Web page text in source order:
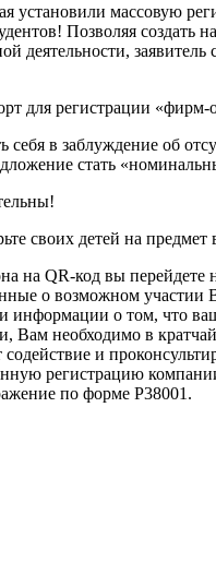
установили массовую
Позволяя создать
деятельности,
для регистрации «фирм-
себя в заблуждение об
стать
своих детей на
на QR-код вы
о возможном участии
о том, что
Вам необходимо в
содействие и
регистрацию
по форме Р38001.